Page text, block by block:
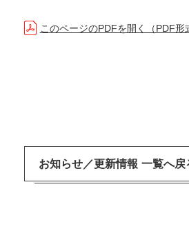
このページのPDFを開く（PDF形
お知らせ／更新情報 一覧へ戻